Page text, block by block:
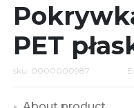
PET
sku: 0000000987